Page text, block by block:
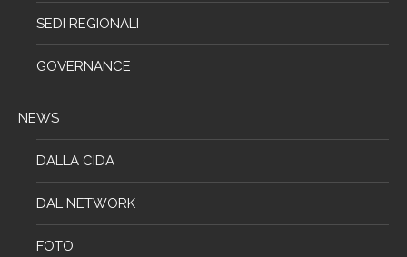
SEDI REGIONALI
GOVERNANCE
NEWS
DALLA CIDA
DAL NETWORK
FOTO